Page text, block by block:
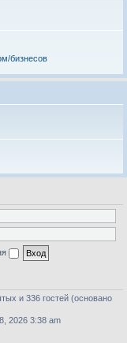
бизнесов
и 336 гостей (основано
2026 3:38 am